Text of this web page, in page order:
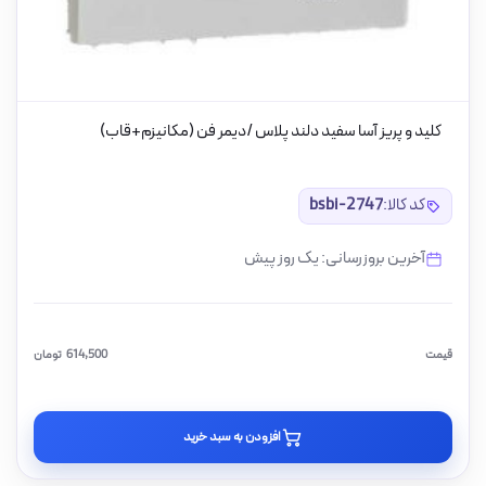
کلید و پریز آسا سفید دلند پلاس /دیمر فن (مکانیزم+قاب)
کد کالا:bsbi-2747
آخرین بروزرسانی: یک روز پیش
قیمت تومان 614,500
افزودن به سبد خرید